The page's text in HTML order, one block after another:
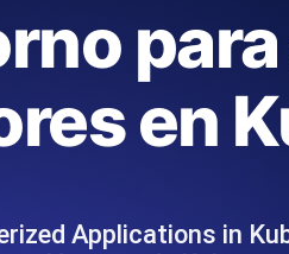
JMeter o k6,
Leer más en el blog
Comparisons Blog
Leer más en el blog
en
Applications in